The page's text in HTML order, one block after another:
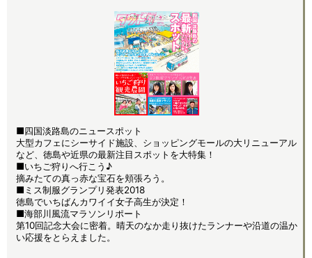
■四国淡路島のニュースポット
大型カフェにシーサイド施設、ショッピングモールの大リニューアル
など、徳島や近県の最新注目スポットを大特集！
■いちご狩りへ行こう♪
摘みたての真っ赤な宝石を頬張ろう。
■ミス制服グランプリ発表2018
徳島でいちばんカワイイ女子高生が決定！
■海部川風流マラソンリポート
第10回記念大会に密着。晴天のなか走り抜けたランナーや沿道の温か
い応援をとらえました。